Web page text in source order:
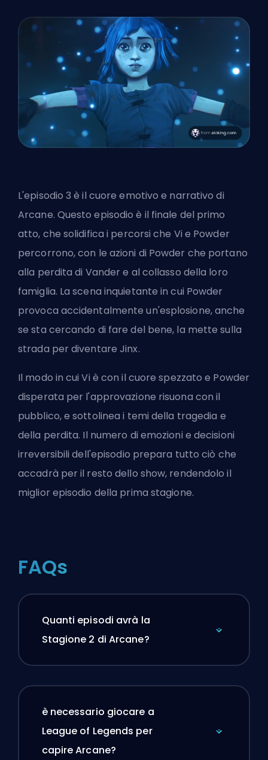
L'episodio 3 è il cuore emotivo e narrativo di
Arcane. Questo episodio è il finale del primo
atto, che solidifica i percorsi che Vi e Powder
percorrono, con le azioni di Powder che portano
alla perdita di Vander e al collasso della loro
famiglia. La scena inquietante in cui Powder
provoca accidentalmente un'esplosione, anche
se sta cercando di fare del bene, la mette sulla
strada per diventare Jinx.
Il modo in cui Vi è con il cuore spezzato e Powder
disperata per l'approvazione risuona con il
pubblico, e sottolinea i temi della tragedia e
della perdita. Il numero di emozioni e decisioni
irreversibili dell'episodio prepara tutto ciò che
accadrà per il resto dello show, rendendolo il
miglior episodio della prima stagione.
FAQs
Quanti episodi avrà la
Stagione 2 di Arcane?
è necessario giocare a
League of Legends per
capire Arcane?